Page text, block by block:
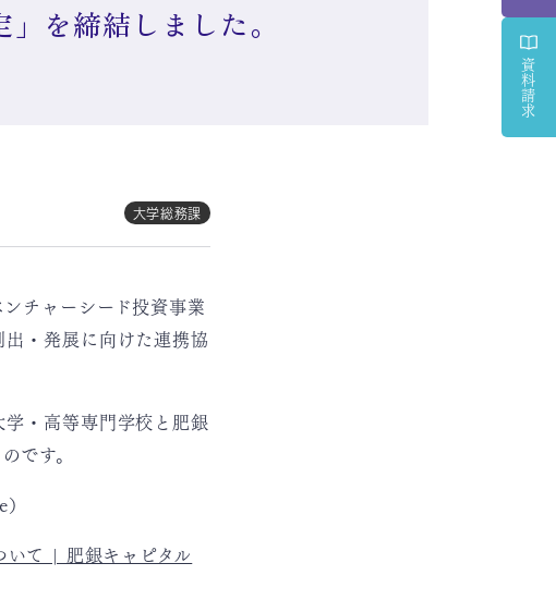
資料請求
を締結しました。
大学総務課
チャーシード投資事業
・発展に向けた連携協
・高等専門学校と肥銀
です。
いて | 肥銀キャピタル